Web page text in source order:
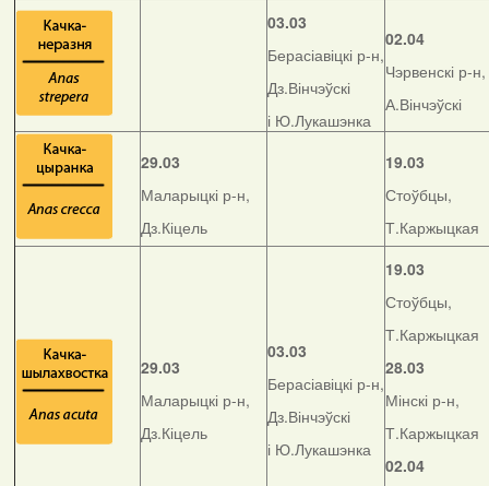
03.03
Берасіавіцкі р-н,
Дз.Вінчэўскі
і Ю.Лукашэнка
02.04
Чэрвенскі р-н,
А.Вінчэўскі
29.03
Маларыцкі р-н,
Дз.Кіцель
19.03
Стоўбцы,
Т.Каржыцкая
29.03
Маларыцкі р-н,
Дз.Кіцель
03.03
Берасіавіцкі р-н,
Дз.Вінчэўскі
і Ю.Лукашэнка
19.03
Стоўбцы,
Т.Каржыцкая
28.03
Мінскі р-н,
Т.Каржыцкая
02.04